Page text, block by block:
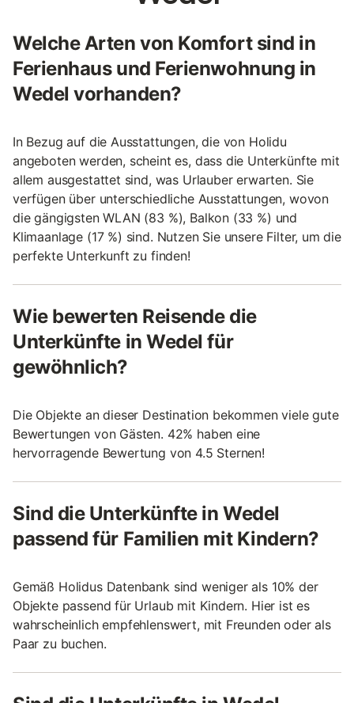
Welche Arten von Komfort sind in
Ferienhaus und Ferienwohnung in
Wedel vorhanden?
In Bezug auf die Ausstattungen, die von Holidu
angeboten werden, scheint es, dass die Unterkünfte mit
allem ausgestattet sind, was Urlauber erwarten. Sie
verfügen über unterschiedliche Ausstattungen, wovon
die gängigsten WLAN (83 %), Balkon (33 %) und
Klimaanlage (17 %) sind. Nutzen Sie unsere Filter, um die
perfekte Unterkunft zu finden!
Wie bewerten Reisende die
Unterkünfte in Wedel für
gewöhnlich?
Die Objekte an dieser Destination bekommen viele gute
Bewertungen von Gästen. 42% haben eine
hervorragende Bewertung von 4.5 Sternen!
Sind die Unterkünfte in Wedel
passend für Familien mit Kindern?
Gemäß Holidus Datenbank sind weniger als 10% der
Objekte passend für Urlaub mit Kindern. Hier ist es
wahrscheinlich empfehlenswert, mit Freunden oder als
Paar zu buchen.